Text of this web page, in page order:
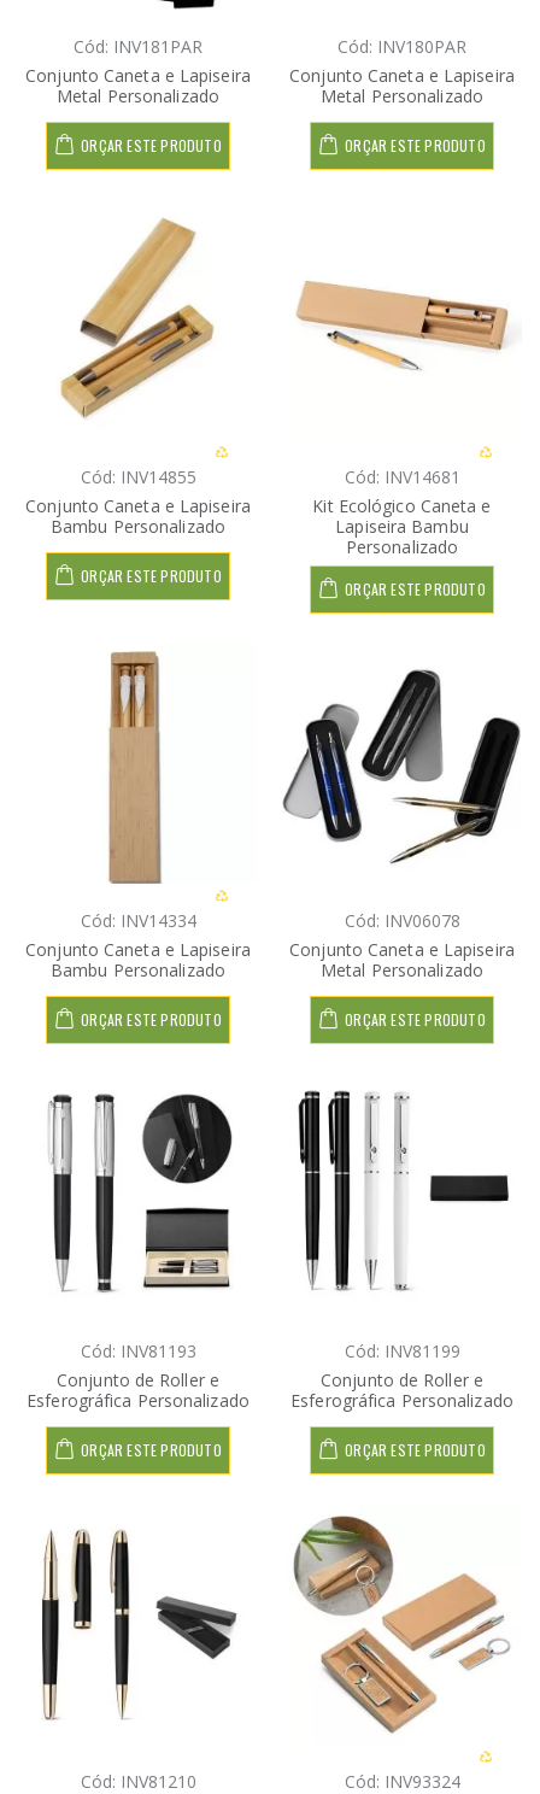
Cód: INV181PAR
Conjunto Caneta e Lapiseira
Metal Personalizado
ORÇAR ESTE PRODUTO
Cód: INV180PAR
Conjunto Caneta e Lapiseira
Metal Personalizado
ORÇAR ESTE PRODUTO
Cód: INV14855
Conjunto Caneta e Lapiseira
Bambu Personalizado
ORÇAR ESTE PRODUTO
Cód: INV14681
Kit Ecológico Caneta e
Lapiseira Bambu
Personalizado
ORÇAR ESTE PRODUTO
Cód: INV14334
Conjunto Caneta e Lapiseira
Bambu Personalizado
ORÇAR ESTE PRODUTO
Cód: INV06078
Conjunto Caneta e Lapiseira
Metal Personalizado
ORÇAR ESTE PRODUTO
Cód: INV81193
Conjunto de Roller e
Esferográfica Personalizado
ORÇAR ESTE PRODUTO
Cód: INV81199
Conjunto de Roller e
Esferográfica Personalizado
ORÇAR ESTE PRODUTO
Cód: INV81210
Cód: INV93324